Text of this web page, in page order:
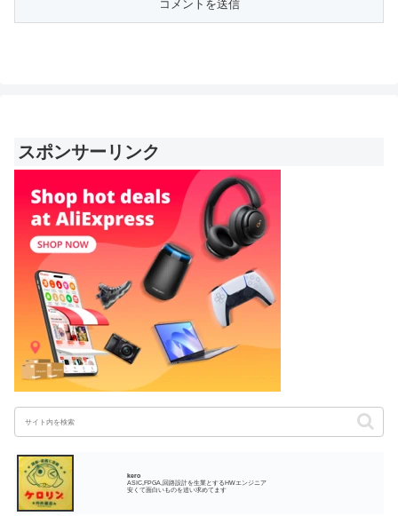
スポンサーリンク
kero
ASIC,FPGA,回路設計を生業とするHWエンジニア
安くて面白いものを追い求めてます